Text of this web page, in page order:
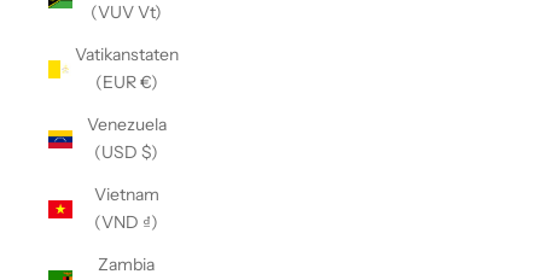
(VUV Vt)
Vatikanstaten
(EUR €)
Venezuela
(USD $)
Vietnam
(VND ₫)
Zambia